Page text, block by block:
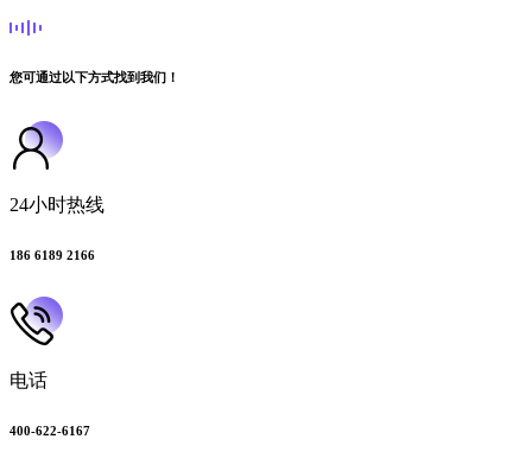
您可通过以下方式找到我们！
24小时热线
186 6189 2166
电话
400-622-6167